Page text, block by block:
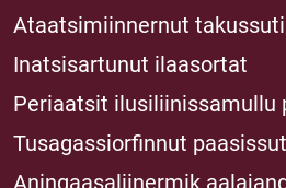
Ataatsimiinnernut
Inatsisartunut ilaasortat
Periaatsit ilusiliinissamullu
Tusagassiorfinnut
Aningaasaliinermik